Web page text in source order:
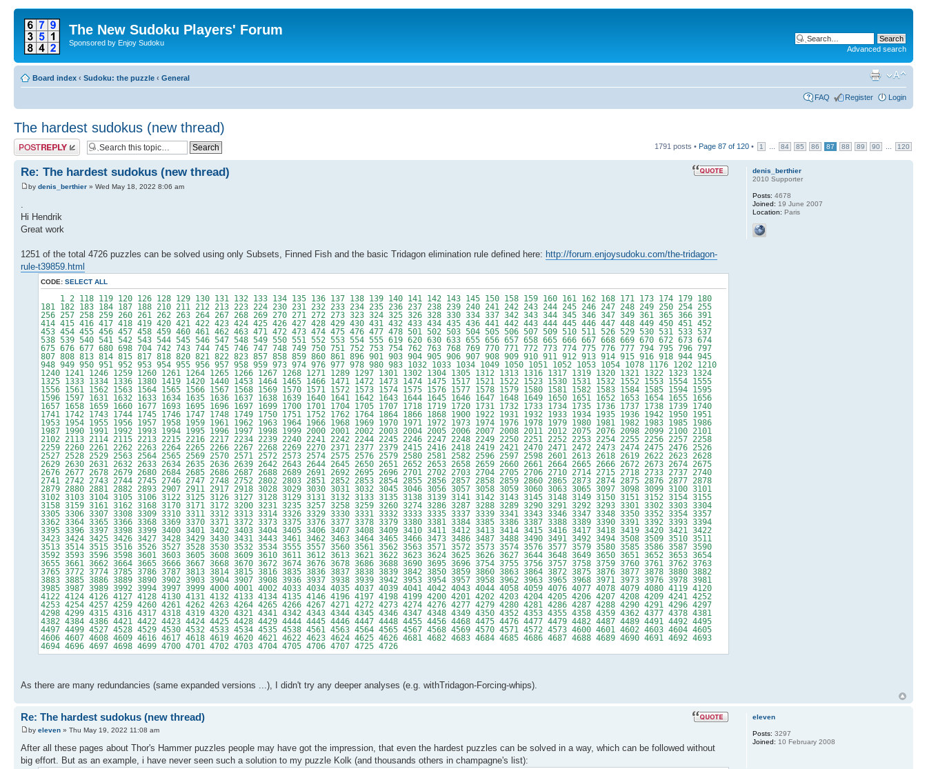
The New Sudoku Players' Forum
Sponsored by Enjoy Sudoku
Advanced search
Board index ‹ Sudoku: the puzzle ‹ General
FAQ Register Login
The hardest sudokus (new thread)
Post a reply 1791 posts • Page 87 of 120 • 1 84 85 86 87 88 89 90 120
Re: The hardest sudokus (new thread)
by denis_berthier » Wed May 18, 2022 8:06 am
Hi Hendrik
Great work
1251 of the total 4726 puzzles can be solved using only Subsets, Finned Fish and the basic Tridagon elimination rule defined here: http://forum.enjoysudoku.com/the-tridagon-
rule-t39859.html
CODE: SELECT ALL
1 2 118 119 120 126 128 129 130 131 132 133 134 135 136 137 138 139 140 141 142 143 145 150 158 159 160 161 162 168 171 173 174 179 180
181 182 183 184 187 188 210 211 212 213 223 224 230 231 232 233 234 235 236 237 238 239 240 241 242 243 244 245 246 247 248 249 250 254 255
256 257 258 259 260 261 262 263 264 267 268 269 270 271 272 273 323 324 325 326 328 330 334 337 342 343 344 345 346 347 349 361 365 366 391
414 415 416 417 418 419 420 421 422 423 424 425 426 427 428 429 430 431 432 433 434 435 436 441 442 443 444 445 446 447 448 449 450 451 452
453 454 455 456 457 458 459 460 461 462 463 471 472 473 474 475 476 477 478 501 502 503 504 505 506 507 509 510 511 526 529 530 531 533 537
538 539 540 541 542 543 544 545 546 547 548 549 550 551 552 553 554 555 619 620 630 633 655 656 657 658 665 666 667 668 669 670 672 673 674
675 676 677 680 698 704 742 743 744 745 746 747 748 749 750 751 752 753 754 762 763 768 769 770 771 772 773 774 775 776 777 794 795 796 797
807 808 813 814 815 817 818 820 821 822 823 857 858 859 860 861 896 901 903 904 905 906 907 908 909 910 911 912 913 914 915 916 918 944 945
948 949 950 951 952 953 954 955 956 957 958 959 973 974 976 977 978 980 983 1032 1033 1034 1049 1050 1051 1052 1053 1054 1078 1176 1202 1210
1240 1241 1246 1259 1260 1261 1264 1265 1266 1267 1268 1271 1289 1297 1301 1302 1304 1305 1312 1313 1316 1317 1319 1320 1321 1322 1323 1324
1325 1333 1334 1336 1380 1419 1420 1440 1453 1464 1465 1466 1471 1472 1473 1474 1475 1517 1521 1522 1523 1530 1531 1532 1552 1553 1554 1555
1556 1561 1562 1563 1564 1565 1566 1567 1568 1569 1570 1571 1572 1573 1574 1575 1576 1577 1578 1579 1580 1581 1582 1583 1584 1585 1594 1595
1596 1597 1631 1632 1633 1634 1635 1636 1637 1638 1639 1640 1641 1642 1643 1644 1645 1646 1647 1648 1649 1650 1651 1652 1653 1654 1655 1656
1657 1658 1659 1660 1677 1693 1695 1696 1697 1699 1700 1701 1704 1705 1707 1718 1719 1720 1731 1732 1733 1734 1735 1736 1737 1738 1739 1740
1741 1742 1743 1744 1745 1746 1747 1748 1749 1750 1751 1752 1762 1764 1864 1866 1868 1900 1922 1931 1932 1933 1934 1935 1936 1942 1950 1951
1953 1954 1955 1956 1957 1958 1959 1961 1962 1963 1964 1966 1968 1969 1970 1971 1972 1973 1974 1976 1978 1979 1980 1981 1982 1983 1985 1986
1987 1990 1991 1992 1993 1994 1995 1996 1997 1998 1999 2000 2001 2002 2003 2004 2005 2006 2007 2008 2011 2012 2075 2076 2098 2099 2100 2101
2102 2113 2114 2115 2213 2215 2216 2217 2234 2239 2240 2241 2242 2244 2245 2246 2247 2248 2249 2250 2251 2252 2253 2254 2255 2256 2257 2258
2259 2260 2261 2262 2263 2264 2265 2266 2267 2268 2269 2270 2371 2377 2379 2415 2416 2418 2419 2421 2470 2471 2472 2473 2474 2475 2476 2526
2527 2528 2529 2563 2564 2565 2569 2570 2571 2572 2573 2574 2575 2576 2579 2580 2581 2582 2596 2597 2598 2601 2613 2618 2619 2622 2623 2628
2629 2630 2631 2632 2633 2634 2635 2636 2639 2642 2643 2644 2645 2650 2651 2652 2653 2658 2659 2660 2661 2664 2665 2666 2672 2673 2674 2675
2676 2677 2678 2679 2680 2684 2685 2686 2687 2688 2689 2691 2692 2695 2696 2701 2702 2703 2704 2705 2706 2710 2714 2715 2718 2733 2737 2740
2741 2742 2743 2744 2745 2746 2747 2748 2752 2802 2803 2851 2852 2853 2854 2855 2856 2857 2858 2859 2860 2865 2873 2874 2875 2876 2877 2878
2879 2880 2881 2882 2893 2907 2911 2917 2918 3028 3029 3030 3031 3032 3045 3046 3056 3057 3058 3059 3060 3063 3065 3097 3098 3099 3100 3101
3102 3103 3104 3105 3106 3122 3125 3126 3127 3128 3129 3131 3132 3133 3135 3138 3139 3141 3142 3143 3145 3148 3149 3150 3151 3152 3154 3155
3158 3159 3161 3162 3168 3170 3171 3172 3200 3231 3235 3257 3258 3259 3260 3274 3286 3287 3288 3289 3290 3291 3292 3293 3301 3302 3303 3304
3305 3306 3307 3308 3309 3310 3311 3312 3313 3314 3326 3329 3330 3331 3332 3333 3335 3337 3339 3341 3343 3346 3347 3348 3350 3352 3354 3357
3362 3364 3365 3366 3368 3369 3370 3371 3372 3373 3375 3376 3377 3378 3379 3380 3381 3384 3385 3386 3387 3388 3389 3390 3391 3392 3393 3394
3395 3396 3397 3398 3399 3400 3401 3402 3403 3404 3405 3406 3407 3408 3409 3410 3411 3412 3413 3414 3415 3416 3417 3418 3419 3420 3421 3422
3423 3424 3425 3426 3427 3428 3429 3430 3431 3443 3461 3462 3463 3464 3465 3466 3473 3486 3487 3488 3490 3491 3492 3494 3508 3509 3510 3511
3513 3514 3515 3516 3526 3527 3528 3530 3532 3534 3555 3557 3560 3561 3562 3563 3571 3572 3573 3574 3576 3577 3579 3580 3585 3586 3587 3590
3592 3593 3596 3598 3601 3603 3605 3608 3609 3610 3611 3612 3613 3621 3622 3623 3624 3625 3626 3627 3644 3648 3649 3650 3651 3652 3653 3654
3655 3661 3662 3664 3665 3666 3667 3668 3670 3672 3674 3676 3678 3686 3688 3690 3695 3696 3754 3755 3756 3757 3758 3759 3760 3761 3762 3763
3765 3772 3774 3785 3786 3787 3813 3814 3815 3816 3835 3836 3837 3838 3839 3842 3850 3859 3860 3863 3864 3872 3875 3876 3877 3878 3880 3882
3883 3885 3886 3889 3890 3902 3903 3904 3907 3908 3936 3937 3938 3939 3942 3953 3954 3957 3958 3962 3963 3965 3968 3971 3973 3976 3978 3981
3985 3987 3989 3992 3994 3997 3999 4000 4001 4002 4033 4034 4035 4037 4039 4041 4042 4043 4044 4058 4059 4076 4077 4078 4079 4080 4119 4120
4122 4124 4126 4127 4128 4130 4131 4132 4133 4134 4135 4146 4196 4197 4198 4199 4200 4201 4202 4203 4204 4205 4206 4207 4208 4209 4241 4252
4253 4254 4257 4259 4260 4261 4262 4263 4264 4265 4266 4267 4271 4272 4273 4274 4276 4277 4279 4280 4281 4286 4287 4288 4290 4291 4296 4297
4298 4299 4315 4316 4317 4318 4319 4320 4321 4341 4342 4343 4344 4345 4346 4347 4348 4349 4350 4352 4353 4355 4358 4359 4362 4377 4378 4381
4382 4384 4386 4421 4422 4423 4424 4425 4428 4429 4444 4445 4446 4447 4448 4455 4456 4468 4475 4476 4477 4479 4482 4487 4489 4491 4492 4495
4497 4499 4527 4528 4529 4530 4532 4533 4534 4535 4538 4561 4563 4564 4565 4567 4568 4569 4570 4571 4572 4573 4600 4601 4602 4603 4604 4605
4606 4607 4608 4609 4616 4617 4618 4619 4620 4621 4622 4623 4624 4625 4626 4681 4682 4683 4684 4685 4686 4687 4688 4689 4690 4691 4692 4693
4694 4696 4697 4698 4699 4700 4701 4702 4703 4704 4705 4706 4707 4725 4726
As there are many redundancies (same expanded versions ...), I didn't try any deeper analyses (e.g. withTridagon-Forcing-whips).
denis_berthier
2010 Supporter
Posts: 4678
Joined: 19 June 2007
Location: Paris
Re: The hardest sudokus (new thread)
by eleven » Thu May 19, 2022 11:08 am
After all these pages about Thor's Hammer puzzles people may have got the impression, that even the hardest puzzles can be solved in a way, which can be followed without
big effort. But as an example, i have never seen such a solution to my puzzle Kolk (and thousands others in champagne's list):
eleven
Posts: 3297
Joined: 10 February 2008